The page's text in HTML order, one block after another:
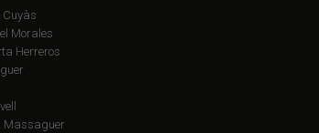
Cuyàs
Morales
Herreros
Massaguer